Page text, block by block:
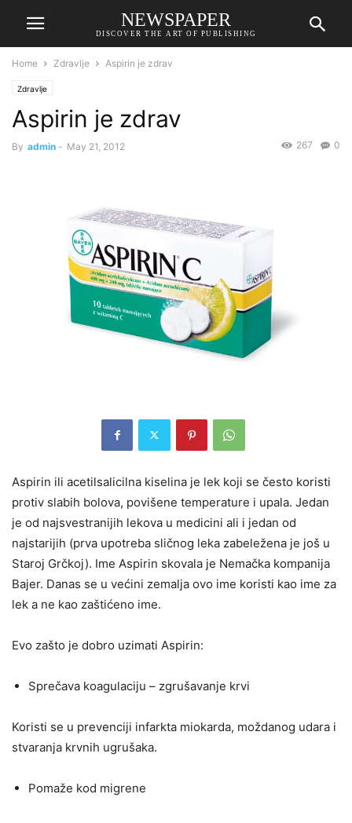
NEWSPAPER
DISCOVER THE ART OF PUBLISHING
Home Zdravlje Aspirin je zdrav
Zdravlje
Aspirin je zdrav
By admin - May 21, 2012 0
267
Aspirin ili acetilsalicilna kiselina je lek koji se često koristi
protiv slabih bolova, povišene temperature i upala. Jedan
je od najsvestranijih lekova u medicini ali i jedan od
najstarijih (prva upotreba sličnog leka zabeležena je još u
Staroj Grčkoj). Ime Aspirin skovala je Nemačka kompanija
Bajer. Danas se u većini zemalja ovo ime koristi kao ime za
lek a ne kao zaštićeno ime.
Evo zašto je dobro uzimati Aspirin:
Sprečava koagulaciju – zgrušavanje krvi
Koristi se u prevenciji infarkta miokarda, moždanog udara i
stvaranja krvnih ugrušaka.
Pomaže kod migrene